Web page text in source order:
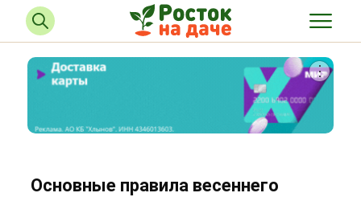
Основные правила весеннего